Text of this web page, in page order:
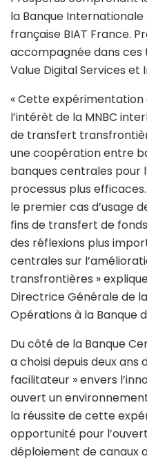
la Banque
française BIAT France.
accompagnée dans
Value Digital Services
« Cette
l’intérêt de la MNBC
de transfert
une coopération entre
banques centrales pour
processus plus
le premier cas d’usage
fins de transfert de
des réflexions plus
centrales sur
transfrontières »
Directrice Générale de
Opérations à la Banque
Du côté de la Banque
a choisi depuis deux ans
facilitateur » envers
ouvert un
la réussite de cette
opportunité pour
déploiement de canaux